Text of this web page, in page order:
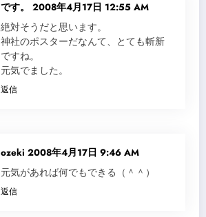
です。 2008年4月17日 12:55 AM
絶対そうだと思います。
神社のポスターだなんて、とても斬新
ですね。
元気でました。
返信
ozeki 2008年4月17日 9:46 AM
元気があれば何でもできる（＾＾）
返信